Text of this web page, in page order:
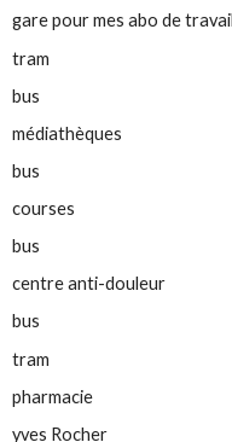
gare pour mes abo de travail
tram
bus
médiathèques
bus
courses
bus
centre anti-douleur
bus
tram
pharmacie
yves Rocher